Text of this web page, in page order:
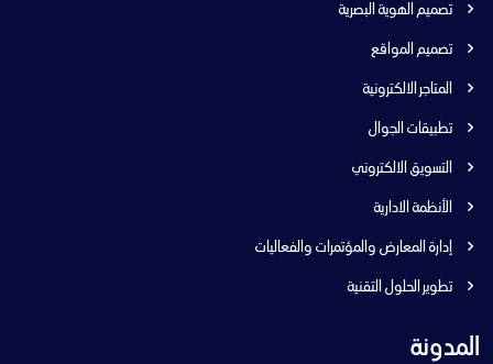
تصميم الهوية البصرية
تصميم المواقع
المتاجر الالكترونية
تطبيقات الجوال
التسويق الالكتروني
الأنظمة الادارية
إدارة المعارض والمؤتمرات والفعاليات
تطوير الحلول التقنية
المدونة